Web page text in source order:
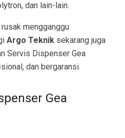
dan lain-lain.
mengganggu
Argo Teknik sekarang juga
Servis Dispenser Gea
dan bergaransi.
Gea